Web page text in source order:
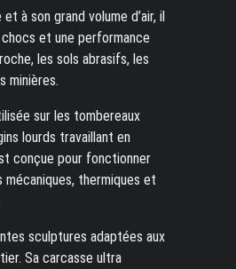
à son grand volume d’air, il
et une performance
les sols abrasifs, les
minières.
sur les tombereaux
lourds travaillant en
conçue pour fonctionner
thermiques et
sculptures adaptées aux
Sa carcasse ultra